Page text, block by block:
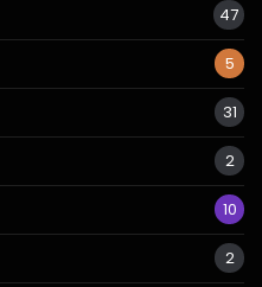
47
5
31
2
10
2